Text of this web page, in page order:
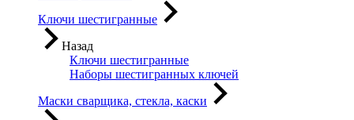
Ключи шестигранные
Назад
Ключи шестигранные
Наборы шестигранных ключей
Маски сварщика, стекла, каски